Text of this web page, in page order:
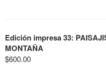
Edición impresa 33:
MONTAÑA
$600.00